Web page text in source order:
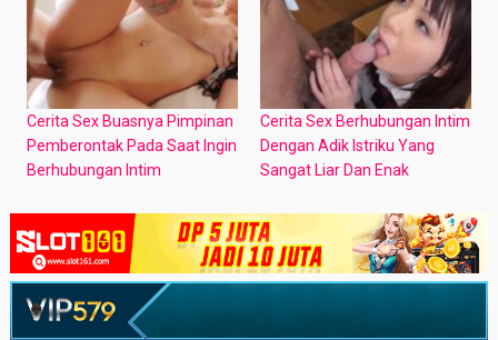
Cerita Sex Buasnya Pimpinan
Pemberontak Pada Saat Ingin
Berhubungan Intim
Cerita Sex Berhubungan Intim
Dengan Adik Istriku Yang
Sangat Liar Dan Enak